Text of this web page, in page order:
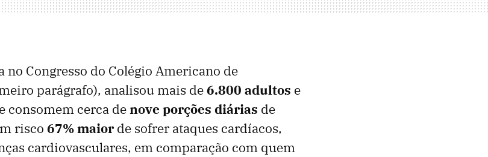
no Congresso do Colégio Americano de
parágrafo), analisou mais de6.800 adultos e
consomem cerca denove porções diárias de
risco 67% maior de sofrer ataques cardíacos,
cardiovasculares, em comparação com quem